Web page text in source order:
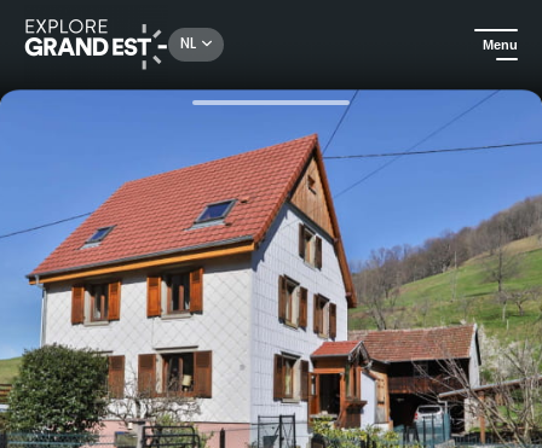
NL Menu
Kijk je ogen uit in de Grand Est Gîtes in de Vogezen, tot 12 personen